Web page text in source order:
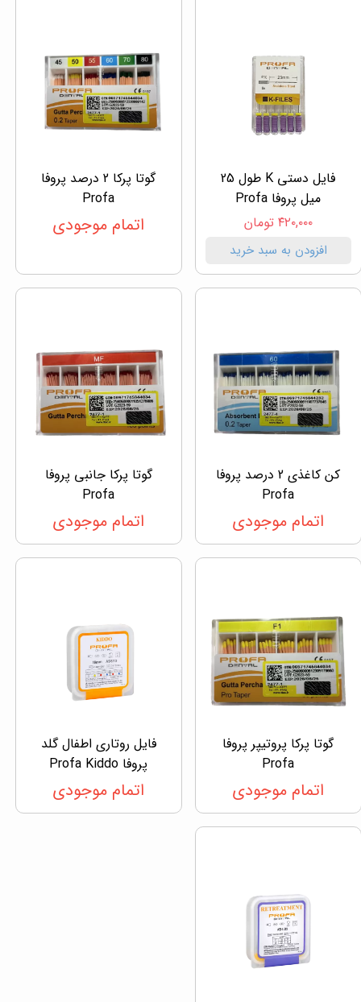
فایل دستی K طول 25
میل پروفا Profa
۴۲۰,۰۰۰ تومان
افزودن به سبد خرید
گوتا پرکا 2 درصد پروفا
Profa
اتمام موجودی
کن کاغذی 2 درصد پروفا
Profa
اتمام موجودی
گوتا پرکا جانبی پروفا
Profa
اتمام موجودی
گوتا پرکا پروتیپر پروفا
Profa
اتمام موجودی
فایل روتاری اطفال گلد
پروفا Profa Kiddo
اتمام موجودی